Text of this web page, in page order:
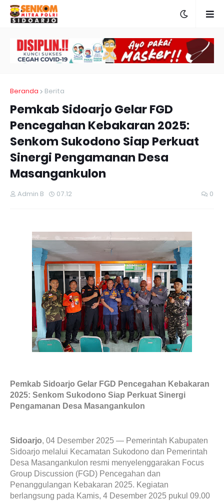
Beranda Berita
Pemkab Sidoarjo Gelar FGD
Pencegahan Kebakaran 2025:
Senkom Sukodono Siap Perkuat
Sinergi Pengamanan Desa
Masangankulon
Admin B 07.12 0
Pemkab Sidoarjo Gelar FGD Pencegahan Kebakaran
2025: Senkom Sukodono Siap Perkuat Sinergi
Pengamanan Desa Masangankulon
Sidoarjo, 04 Desember 2025 — Pemerintah Kabupaten
Sidoarjo melalui Kecamatan Sukodono dan Pemerintah
Desa Masangankulon resmi menyelenggarakan Focus
Group Discussion (FGD) Pencegahan dan
Penanggulangan Kebakaran 2025. Kegiatan
berlangsung pada Kamis, 4 Desember 2025 pukul 09.00